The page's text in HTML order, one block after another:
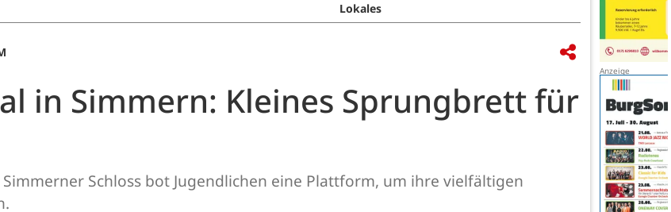
Lokales
in Simmern: Kleines Sprungbrett für
Simmerner Schloss bot Jugendlichen eine Plattform, um ihre vielfältigen